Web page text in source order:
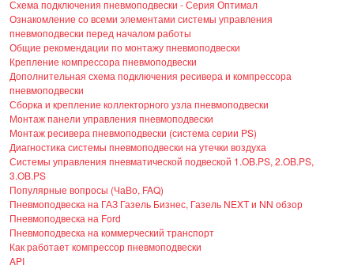
Схема подключения пневмоподвески - Серия Оптимал
Ознакомление со всеми элементами системы управления
пневмоподвески перед началом работы
Общие рекомендации по монтажу пневмоподвески
Крепление компрессора пневмоподвески
Дополнительная схема подключения ресивера и компрессора
пневмоподвески
Сборка и крепление коллекторного узла пневмоподвески
Монтаж панели управления пневмоподвески
Монтаж ресивера пневмоподвески (система серии PS)
Диагностика системы пневмоподвески на утечки воздуха
Системы управления пневматической подвеской 1.OB.PS, 2.OB.PS,
3.OB.PS
Популярные вопросы (ЧаВо, FAQ)
Пневмоподвеска на ГАЗ Газель Бизнес, Газель NEXT и NN обзор
Пневмоподвеска на Ford
Пневмоподвеска на коммерческий транспорт
Как работает компрессор пневмоподвески
API